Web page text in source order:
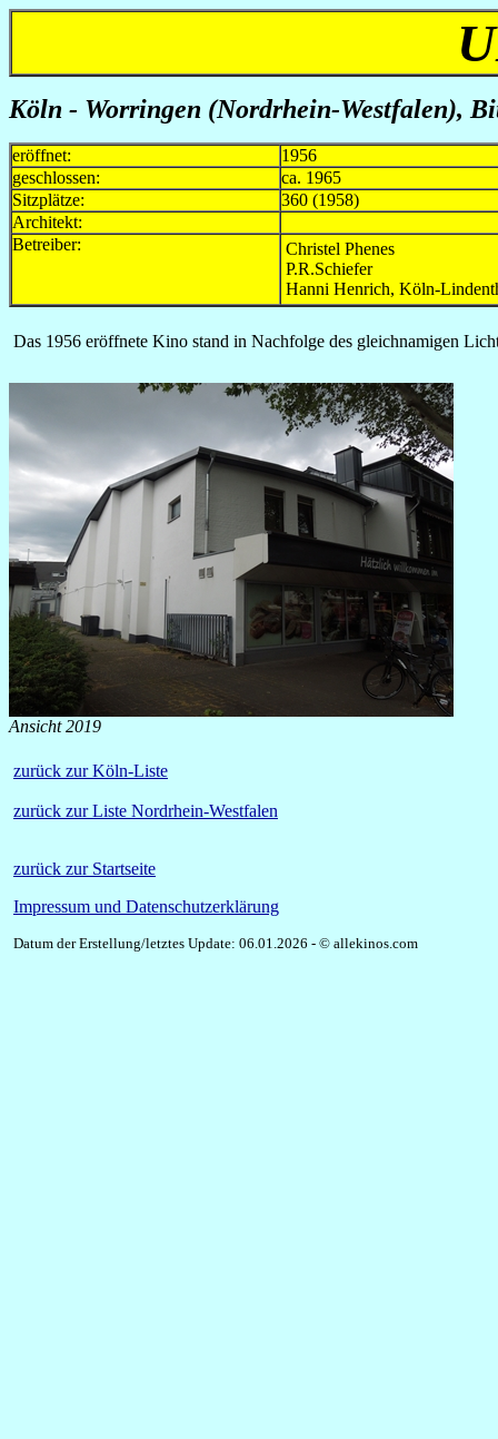
Köln - Worringen (Nordrhein-Westfalen),
eröffnet:
1956
geschlossen:
ca. 1965
Sitzplätze:
360 (1958)
Architekt:
Betreiber:
Christel Phenes
P.R.Schiefer
Hanni Henrich, Köln-
Das 1956 eröffnete Kino stand in Nachfolge des gleichnamigen
Ansicht 2019
zurück zur Köln-Liste
zurück zur Liste Nordrhein-Westfalen
zurück zur Startseite
Impressum und Datenschutzerklärung
Datum der Erstellung/letztes Update: 06.01.2026 - © allekinos.com